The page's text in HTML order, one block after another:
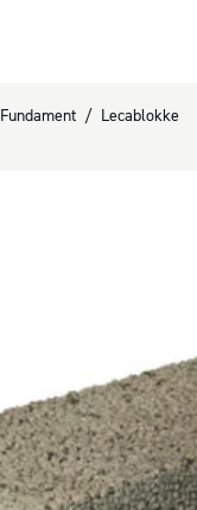
Fundament / Lecablokke